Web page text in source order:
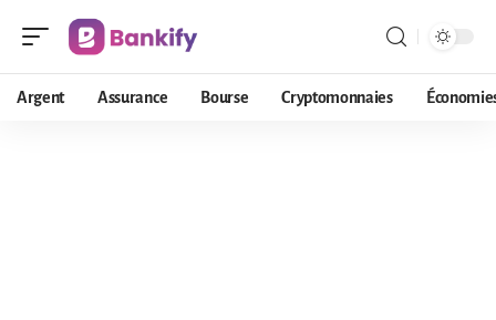
Argent Assurance Bourse Cryptomonnaies